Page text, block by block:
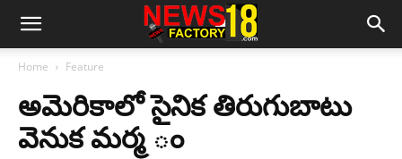
Home Feature
అమెరికాలో సైనిక తిరుగుబాటు
వెనుక మర్మ ం